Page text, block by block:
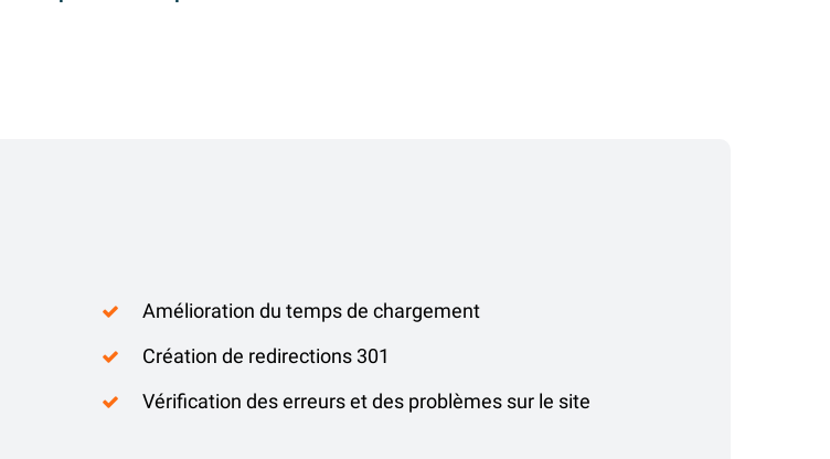
Amélioration du temps de chargement
Création de redirections 301
Vérification des erreurs et des problèmes sur le site